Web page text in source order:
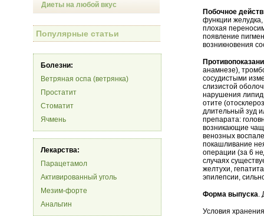
Диеты на любой вкус
Популярные статьи
Болезни:
Ветряная оспа (ветрянка)
Простатит
Стоматит
Ячмень
Лекарства:
Парацетамол
Активированный уголь
Мезим-форте
Анальгин
Побочное
функции желудка,
плохая
появление
возникновения
анамнезе),
сосудистыми
слизистой
нарушения
отите
длительный зуд
препарата:
возникающие
венозных
покашливание
операции (за 6
случаях
желтухи,
эпилепсии,
Форма выпуска.
Условия